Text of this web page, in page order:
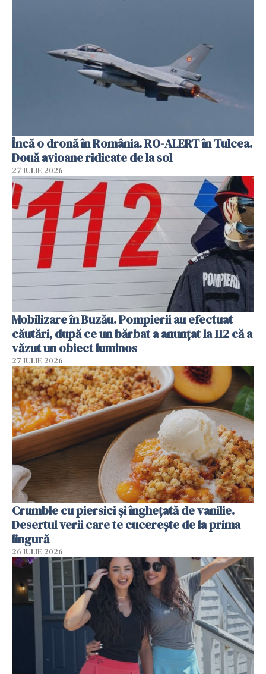
Încă o dronă în România. RO-ALERT în Tulcea.
Două avioane ridicate de la sol
27 IULIE 2026
Mobilizare în Buzău. Pompierii au efectuat
căutări, după ce un bărbat a anunțat la 112 că a
văzut un obiect luminos
27 IULIE 2026
Crumble cu piersici și înghețată de vanilie.
Desertul verii care te cucerește de la prima
lingură
26 IULIE 2026